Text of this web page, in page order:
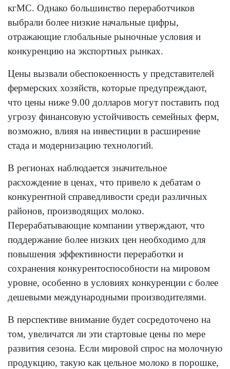
кгМС. Однако большинство переработчиков
выбрали более низкие начальные цифры,
отражающие глобальные рыночные условия и
конкуренцию на экспортных рынках.
Цены вызвали обеспокоенность у представителей
фермерских хозяйств, которые предупреждают,
что цены ниже 9.00 долларов могут поставить под
угрозу финансовую устойчивость семейных ферм,
возможно, влияя на инвестиции в расширение
стада и модернизацию технологий.
В регионах наблюдается значительное
расхождение в ценах, что привело к дебатам о
конкурентной справедливости среди различных
районов, производящих молоко.
Перерабатывающие компании утверждают, что
поддержание более низких цен необходимо для
повышения эффективности переработки и
сохранения конкурентоспособности на мировом
уровне, особенно в условиях конкуренции с более
дешевыми международными производителями.
В перспективе внимание будет сосредоточено на
том, увеличатся ли эти стартовые цены по мере
развития сезона. Если мировой спрос на молочную
продукцию, такую как цельное молоко в порошке,